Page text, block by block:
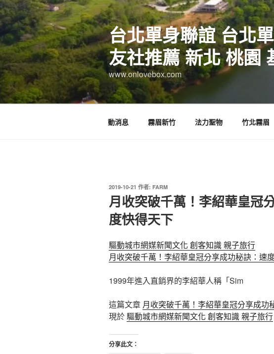
跳
至
主
要
內
容
台北單身聯誼 台北
友社推薦 新北 桃園
www.onlovebox.com
動消息 霧眉新竹 法力聖物 竹北霧眉
發
佈
於
2019-10-21 作者: FARM
月收突破千萬！李紹華皇冠
度快得天下
驅動城市網媒新聞文化 創客知識 親子旅行
月收突破千萬！李紹華皇冠分享成功秘訣：速
1999年進入直銷界的李紹華人稱「Sim
這篇文章 月收突破千萬！李紹華皇冠分享成功
現於驅動城市網媒新聞文化 創客知識 親子旅行
分享此文：